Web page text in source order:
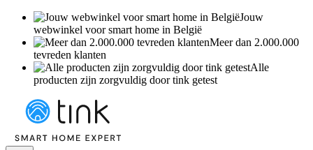
Jouw
webwinkel voor smart home in België
Meer dan 2.000.000
tevreden klanten
Alle
producten zijn zorgvuldig door tink getest